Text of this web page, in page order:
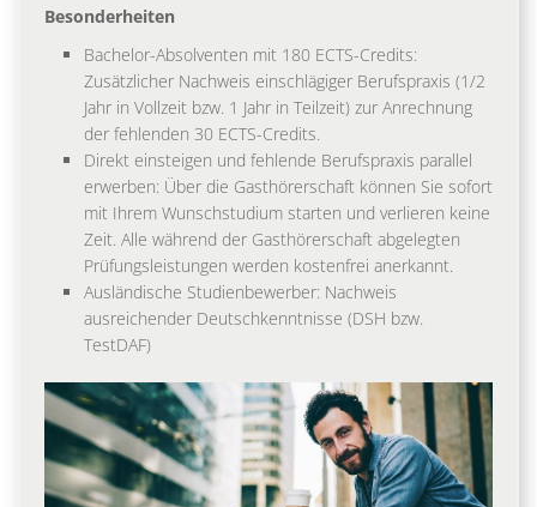
Besonderheiten
Bachelor-Absolventen mit 180 ECTS-Credits:
Zusätzlicher Nachweis einschlägiger Berufspraxis (1/2
Jahr in Vollzeit bzw. 1 Jahr in Teilzeit) zur Anrechnung
der fehlenden 30 ECTS-Credits.
Direkt einsteigen und fehlende Berufspraxis parallel
erwerben: Über die Gasthörerschaft können Sie sofort
mit Ihrem Wunschstudium starten und verlieren keine
Zeit. Alle während der Gasthörerschaft abgelegten
Prüfungsleistungen werden kostenfrei anerkannt.
Ausländische Studienbewerber: Nachweis
ausreichender Deutschkenntnisse (DSH bzw.
TestDAF)